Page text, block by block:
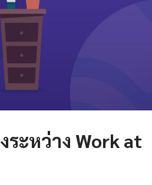
ะหว่าง Work at